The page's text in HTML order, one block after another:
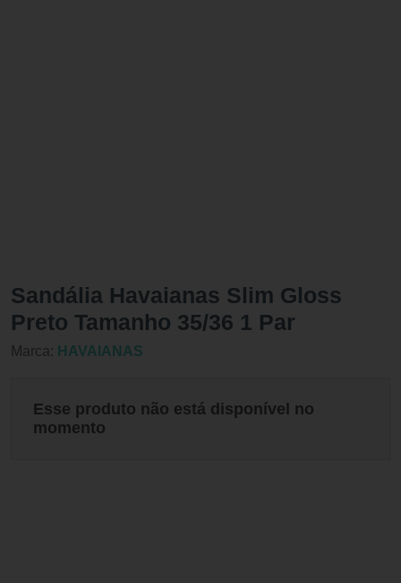
Sandália Havaianas Slim Gloss
Preto Tamanho 35/36 1 Par
Marca: HAVAIANAS
Esse produto não está disponível no
momento